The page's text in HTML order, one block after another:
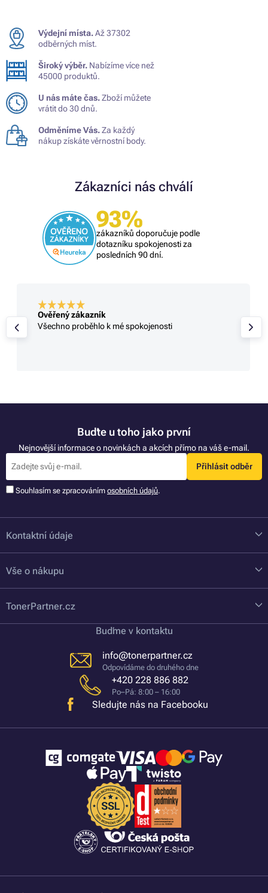
Výdejní místa.Až 37302
odběrných míst.
Široký výběr. Nabízíme více než
45000 produktů.
U nás máte čas.Zboží můžete
vrátit do 30 dnů.
Odměníme Vás.Za každý
nákup získáte věrnostní body.
Zákazníci nás chválí
93%
zákazníků doporučuje podle
dotazníku spokojenosti za
posledních 90 dní.
Ověřený zákazník
Všechno proběhlo k mé spokojenosti
Buďte u toho jako první
Nejnovější informace o novinkách a akcích přímo na váš e-mail.
Přihlásit odběr
Souhlasím se zpracováním osobních údajů.
Kontaktní údaje
Vše o nákupu
TonerPartner.cz
Buďme v kontaktu
info@tonerpartner.cz
Odpovídáme do druhého dne
+420 228 886 882
Po–Pá: 8:00 – 16:00
Sledujte nás na Facebooku